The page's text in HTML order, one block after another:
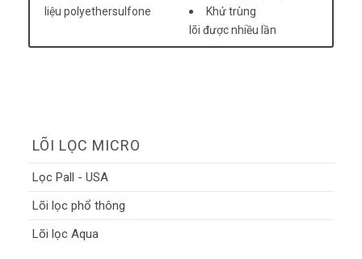
liệu polyethersulfone
Khử trùng
lõi được nhiều lần
LÕI LỌC MICRO
Lọc Pall - USA
Lõi lọc phổ thông
Lõi lọc Aqua